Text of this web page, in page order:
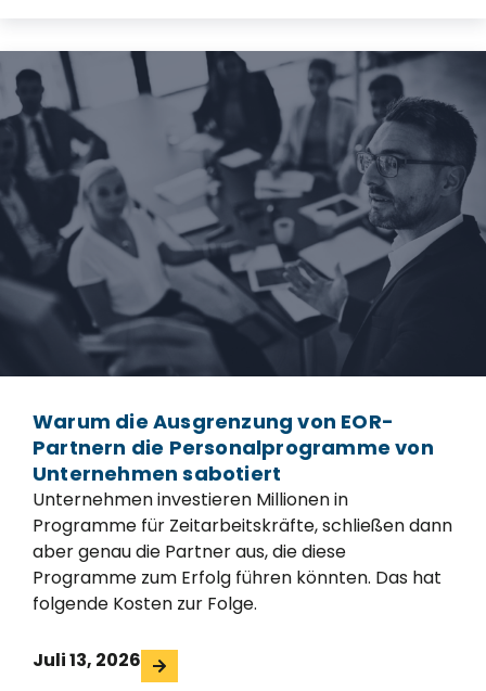
Warum die Ausgrenzung von EOR-
Partnern die Personalprogramme von
Unternehmen sabotiert
Unternehmen investieren Millionen in
Programme für Zeitarbeitskräfte, schließen dann
aber genau die Partner aus, die diese
Programme zum Erfolg führen könnten. Das hat
folgende Kosten zur Folge.
Juli 13, 2026